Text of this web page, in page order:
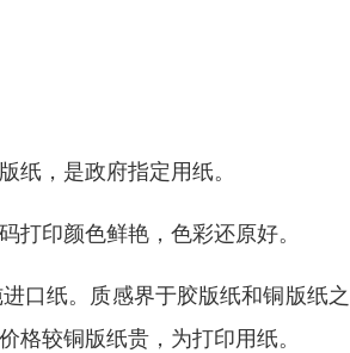
，是政府指定用纸。
印颜色鲜艳，色彩还原好。
口纸。质感界于胶版纸和铜版纸
较铜版纸贵，为打印用纸。